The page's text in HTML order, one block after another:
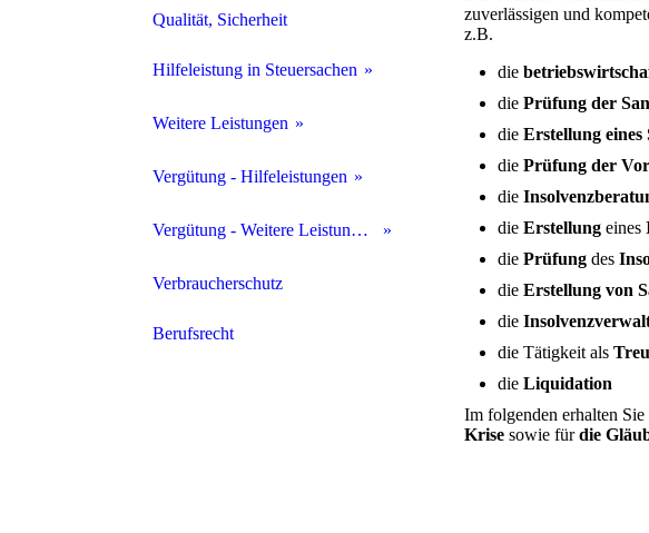
Qualität, Sicherheit
Hilfeleistung in Steuersachen
Beratung und Vertretung
Rechnungswesen
Personalwesen
Weitere Leistungen
Unternehmensberatung
Unternehmensnachfolge
Insolvenzwesen
Vermögensgestaltungs- beratung
Vergütung - Hilfeleistungen
Gebührenübersicht
Vergütung - Weitere Leistungen
Honorarmethoden
Verbraucherschutz
Berufsrecht
zuverlässigen und
z.B.
die
die Prüfung der
die Erstellung eines
die Prüfung der
die
die Erstellung eines
die Prüfung des
die Erstellung von
die
die Tätigkeit als
die Liquidation
Im folgenden erhalten Sie
Krise sowie fürdie